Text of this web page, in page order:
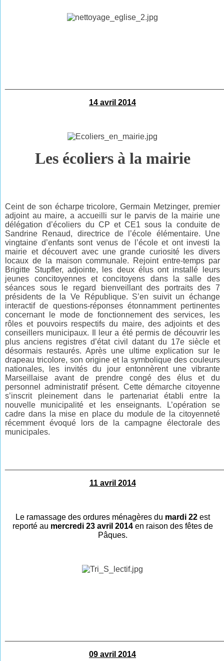
14 avril 2014
Les écoliers à la mairie
Ceint de son écharpe tricolore, Germain Metzinger, premier
adjoint au maire, a accueilli sur le parvis de la mairie une
délégation d’écoliers du CP et CE1 sous la conduite de
Sandrine Renaud,
directrice de l’école élémentaire. Une
vingtaine d’enfants sont venus de l’école et ont investi la
mairie et découvert avec une grande curiosité les divers
locaux de la maison communale. Rejoint entre-temps par
Brigitte Stupfler, adjointe, les deux élus ont installé leurs
jeunes concitoyennes et concitoyens dans la salle des
séances sous le regard bienveillant des portraits des 7
présidents de la Ve République. S’en suivit un échange
interactif de questions-réponses étonnamment pertinentes
concernant le mode de fonctionnement des services, les
rôles et pouvoirs respectifs du maire, des adjoints et des
conseillers municipaux. Il leur a été permis de découvrir les
plus anciens registres d’état civil datant du 17e siècle et
désormais restaurés. Après une ultime explication sur le
drapeau tricolore, son origine et la symbolique des couleurs
nationales, les invités du jour entonnèrent une vibrante
Marseillaise avant de prendre congé des élus et du
personnel administratif présent. Cette démarche citoyenne
s’inscrit pleinement dans le partenariat établi entre la
nouvelle municipalité et les enseignants. L’opération se
cadre dans la mise en place du module de la citoyenneté
récemment évoqué lors de la campagne électorale des
municipales.
11 avril 2014
Le ramassage des ordures ménagères du mardi 22est
reporté au mercredi 23 avril 2014en raison des fêtes de
Pâques.
09 avril 2014